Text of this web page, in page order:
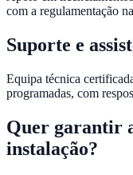
com a regulamentação
Suporte e
Equipa técnica
programadas, com
Quer garantir
instalação?